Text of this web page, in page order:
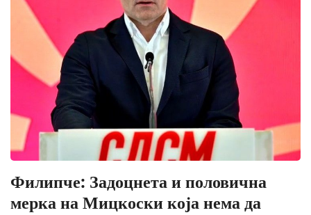
Филипче: Задоцнета и половична
мерка на Мицкоски која нема да